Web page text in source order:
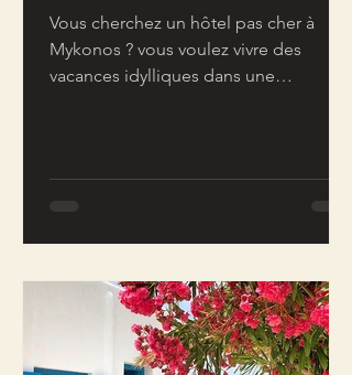
Vous cherchez un hôtel pas cher à
Mykonos ? vous voulez vivre des
vacances idylliques dans une